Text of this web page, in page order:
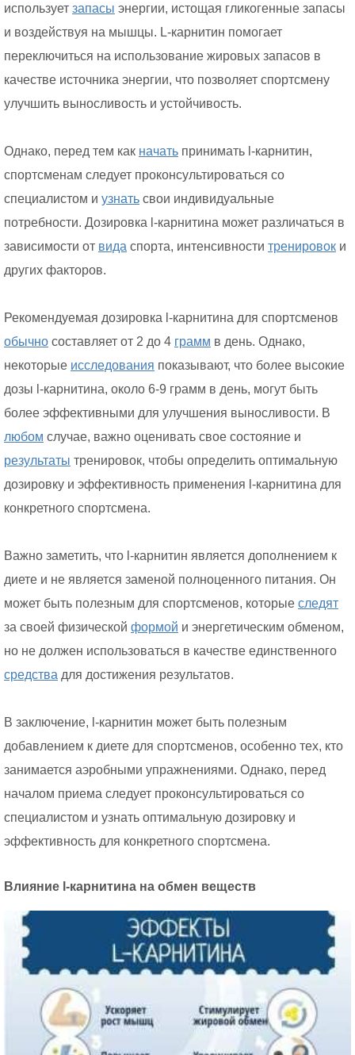
использует запасы энергии, истощая гликогенные запасы
и воздействуя на мышцы. L-карнитин помогает
переключиться на использование жировых запасов в
качестве источника энергии, что позволяет спортсмену
улучшить выносливость и устойчивость.
Однако, перед тем как начать принимать l-карнитин,
спортсменам следует проконсультироваться со
специалистом и узнать свои индивидуальные
потребности. Дозировка l-карнитина может различаться в
зависимости от вида спорта, интенсивности тренировок и
других факторов.
Рекомендуемая дозировка l-карнитина для спортсменов
обычно составляет от 2 до 4 грамм в день. Однако,
некоторые исследования показывают, что более высокие
дозы l-карнитина, около 6-9 грамм в день, могут быть
более эффективными для улучшения выносливости. В
любом случае, важно оценивать свое состояние и
результаты тренировок, чтобы определить оптимальную
дозировку и эффективность применения l-карнитина для
конкретного спортсмена.
Важно заметить, что l-карнитин является дополнением к
диете и не является заменой полноценного питания. Он
может быть полезным для спортсменов, которые следят
за своей физической формой и энергетическим обменом,
но не должен использоваться в качестве единственного
средства для достижения результатов.
В заключение, l-карнитин может быть полезным
добавлением к диете для спортсменов, особенно тех, кто
занимается аэробными упражнениями. Однако, перед
началом приема следует проконсультироваться со
специалистом и узнать оптимальную дозировку и
эффективность для конкретного спортсмена.
Влияние l-карнитина на обмен веществ